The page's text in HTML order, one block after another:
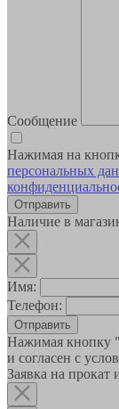
Сообщение
Нажимая на
персональных
Наличие в
Имя:
Телефон:
Отправить
Нажимая кнопку
и согласен с
Заявка на прокат